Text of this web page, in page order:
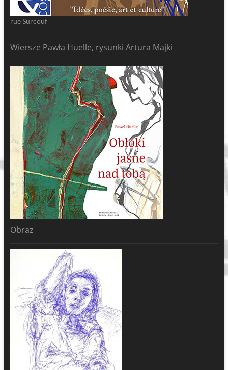
rue Surcouf
Wiersze Pawła Huelle, rysunki Artura Majki
Obraz